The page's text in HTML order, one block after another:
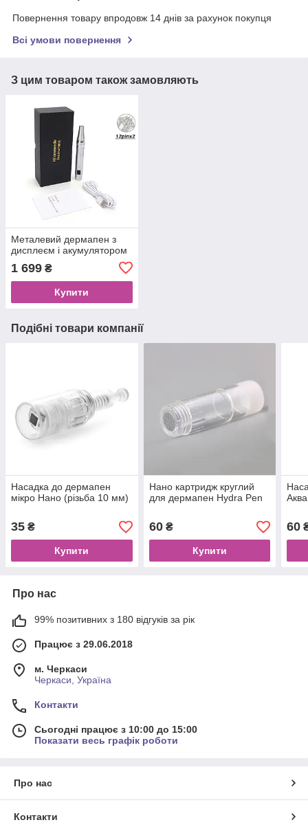
Повернення товару впродовж 14 днів за рахунок покупця
Всі умови повернення
З цим товаром також замовляють
Металевий дермапен з
дисплеєм і акумулятором
1 699 ₴
Купити
Подібні товари компанії
Насадка до дермапен
мікро Нано (різьба 10 мм)
35 ₴
Купити
Нано картридж круглий
для дермапен Hydra Pen
60₴
Купити
60
Про нас
99% позитивних з 180 відгуків за рік
Працює з 29.06.2018
м. Черкаси
Черкаси, Україна
Контакти
Сьогодні працює з 10:00 до 15:00
Показати весь графік роботи
Про нас
Контакти